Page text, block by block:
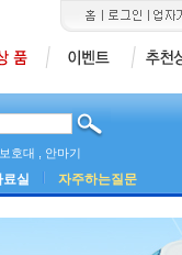
30] 산소포화도측정기
호대 , 안마기
료실 자주하는질문